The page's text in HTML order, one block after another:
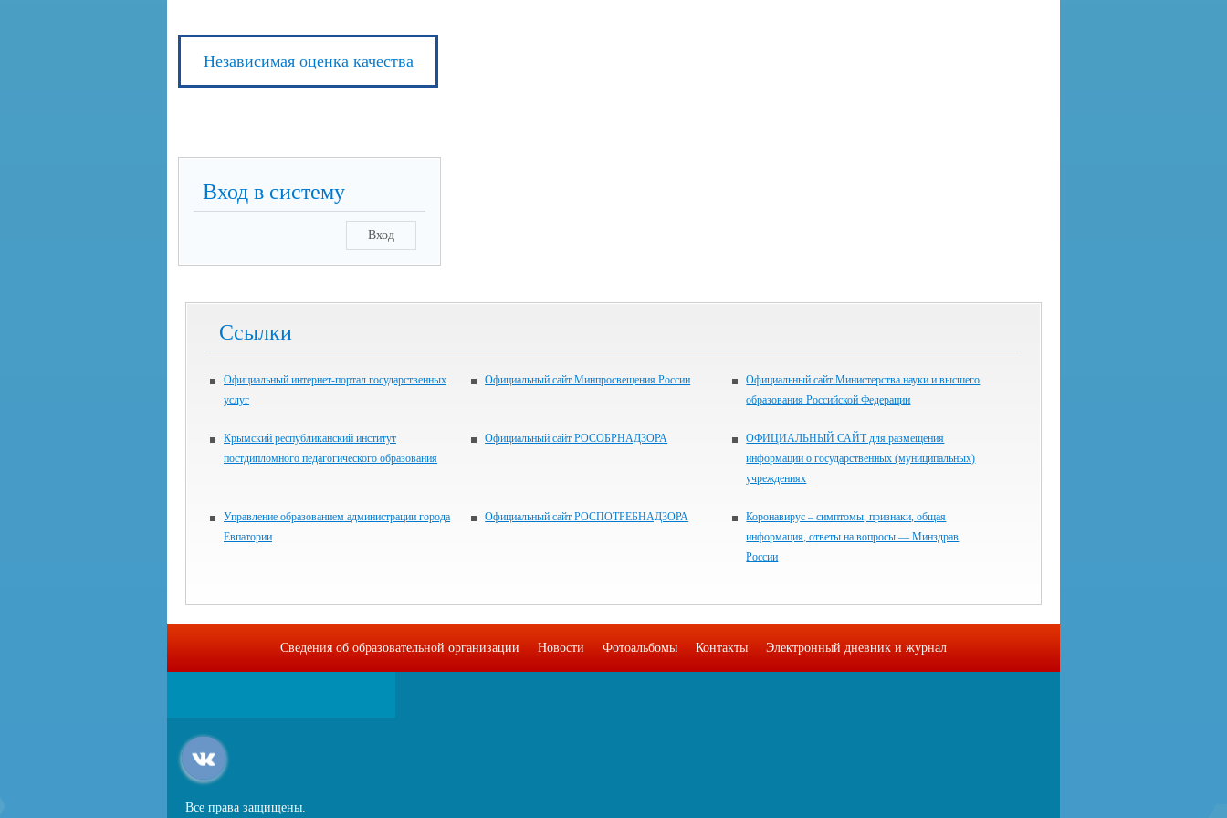
Независимая оценка качества
Вход в систему
Вход
Ссылки
Официальный интернет-портал государственных
услуг
Официальный сайт Минпросвещения России
Официальный сайт Министерства науки и высшего
образования Российской Федерации
Крымский республиканский институт
постдипломного педагогического образования
Официальный сайт РОСОБРНАДЗОРА
ОФИЦИАЛЬНЫЙ САЙТ для размещения
информации о государственных (муниципальных)
учреждениях
Управление образованием администрации города
Евпатории
Официальный сайт РОСПОТРЕБНАДЗОРА
Коронавирус – симптомы, признаки, общая
информация, ответы на вопросы — Минздрав
России
Сведения об образовательной организации Новости Фотоальбомы Контакты Электронный дневник и журнал
Все права защищены.